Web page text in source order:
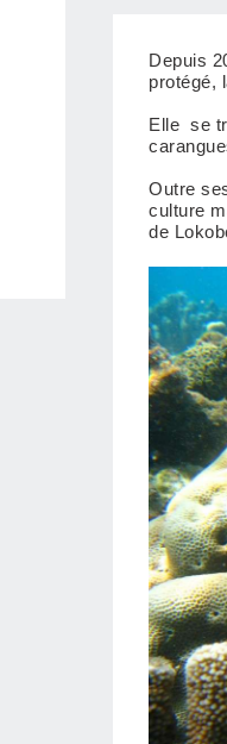
Depuis
protégé,
Elle se
Outre
culture
de